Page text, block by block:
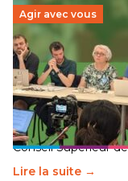
Agir avec vous
Transition
Éducation fait
30 juin 2026-National
Pendant plusieurs
travaillé sur la
Conseil Supérieur
Lire la suite →